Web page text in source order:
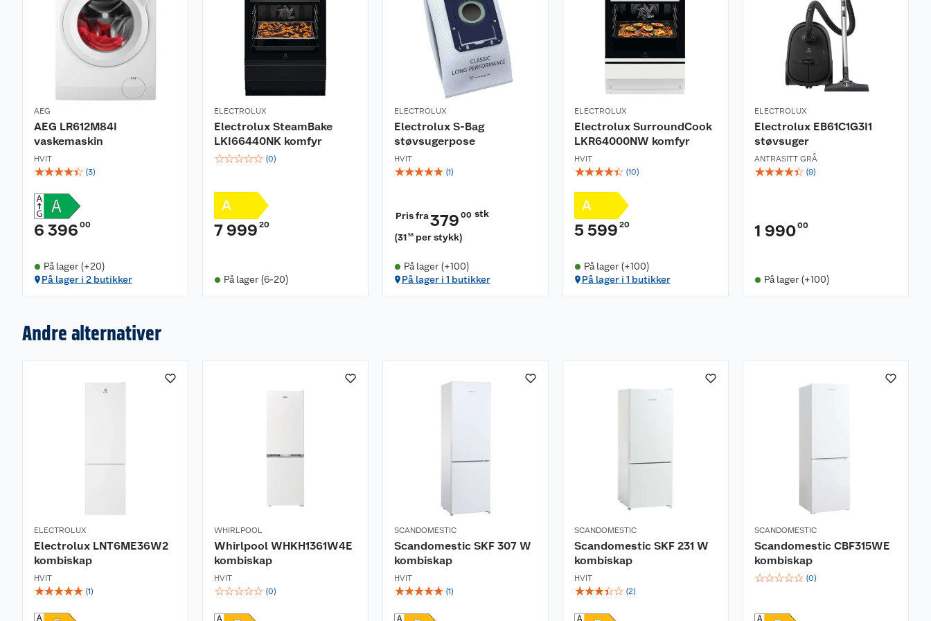
• Fast freeze funksjon
• ActionCool hurtigkjøling
• 2 termostater for separat temperaturstyring av kjøle- og frysedel
• ExtraChill lavtemperaturskuff
AEG
AEG LR612M84I
vaskemaskin
HVIT
☆☆☆☆☆ (3)
6 396 00
På lager (+20)
På lager i 2 butikker
ELECTROLUX
Electrolux SteamBake
LKI66440NK komfyr
☆☆☆☆☆ (0)
A
7 999 20
På lager (6-20)
ELECTROLUX
Electrolux S-Bag
støvsugerpose
HVIT
☆☆☆☆☆ (1)
Pris fra379 00 stk
(31 58 per stykk)
På lager (+100)
På lager i 1 butikker
ELECTROLUX
Electrolux SurroundCook
LKR64000NW komfyr
HVIT
☆☆☆☆☆ (10)
A
5 599 20
På lager (+100)
På lager i 1 butikker
ELECTROLUX
Electrolux EB61C1G3I1
støvsuger
ANTRASITT GRÅ
☆☆☆☆☆ (9)
1 99000
På lager (+100)
Andre alternativer
ELECTROLUX
Electrolux LNT6ME36W2
kombiskap
HVIT
☆☆☆☆☆ (1)
WHIRLPOOL
Whirlpool WHKH1361W4E
kombiskap
HVIT
☆☆☆☆☆ (0)
SCANDOMESTIC
Scandomestic SKF 307 W
kombiskap
HVIT
☆☆☆☆☆ (1)
SCANDOMESTIC
Scandomestic SKF 231 W
kombiskap
HVIT
☆☆☆☆☆ (2)
SCANDOMESTIC
Scandomestic CBF315WE
kombiskap
☆☆☆☆☆ (0)